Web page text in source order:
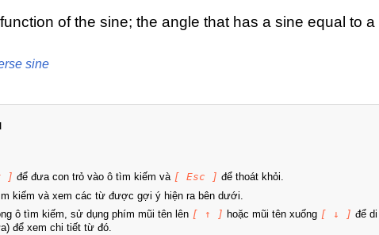
of the sine; the angle that has a sine equal to a
sine
] để đưa con trỏ vào ô tìm kiếm và [ Esc ] để thoát khỏi.
kiếm và xem các từ được gợi ý hiện ra bên dưới.
ô tìm kiếm, sử dụng phím mũi tên lên [ ↑ ] hoặc mũi tên xuống [ ↓ ] để
để xem chi tiết từ đó.